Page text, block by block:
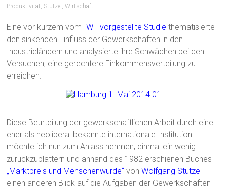
Produktivität, Stützel ,Wirtschaft
Eine vor kurzem vom IWF vorgestellte Studie thematisierte
den sinkenden Einfluss der Gewerkschaften in den
Industrieländern und analysierte ihre Schwächen bei den
Versuchen, eine gerechtere Einkommensverteilung zu
erreichen.
Diese Beurteilung der gewerkschaftlichen Arbeit durch eine
eher als neoliberal bekannte internationale Institution
möchte ich nun zum Anlass nehmen, einmal ein wenig
zurückzublättern und anhand des 1982 erschienen Buches
„Marktpreis und Menschenwürde“ vonWolfgang Stützel
einen anderen Blick auf die Aufgaben der Gewerkschaften